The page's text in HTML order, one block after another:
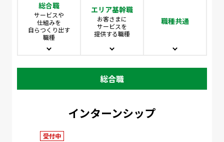
総合職
サービスや
仕組みを
自らつくり出す
職種
エリア基幹職
お客さまに
サービスを
提供する職種
職種共通
総合職
インターンシップ
受付中